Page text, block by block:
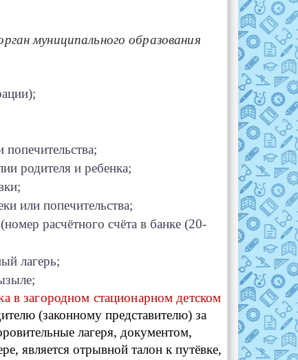
муниципального образования
родителя и ребенка;
или попечительства;
расчётного счёта в банке (20-
лагерь;
в загородном стационарном детском
(законному представителю) за
лагеря, документом,
является отрывной талон к путёвке,